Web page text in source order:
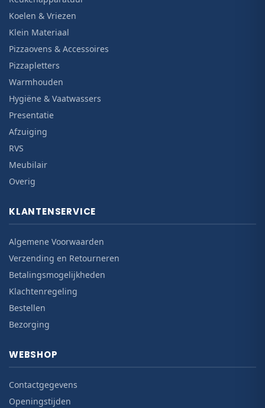
Koelen & Vriezen
Klein Materiaal
Pizzaovens & Accessoires
Pizzapletters
Warmhouden
Hygiëne & Vaatwassers
Presentatie
Afzuiging
RVS
Meubilair
Overig
KLANTENSERVICE
Algemene Voorwaarden
Verzending en Retourneren
Betalingsmogelijkheden
Klachtenregeling
Bestellen
Bezorging
WEBSHOP
Contactgegevens
Openingstijden